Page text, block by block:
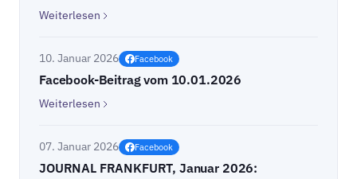
Weiterlesen
10. Januar 2026 Facebook
Facebook-Beitrag vom 10.01.2026
Weiterlesen
07. Januar 2026 Facebook
JOURNAL FRANKFURT, Januar 2026: